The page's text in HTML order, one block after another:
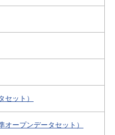
セット）
ープンデータセット）